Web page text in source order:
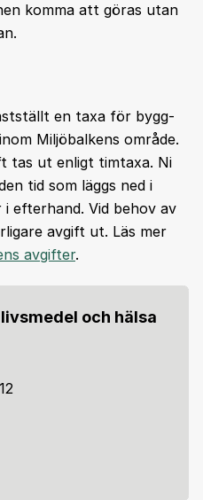
komma att göras utan
en taxa för bygg-
Miljöbalkens område.
tas ut enligt timtaxa. Ni
tid som läggs ned i
efterhand. Vid behov av
avgift ut. Läs mer
avgifter.
och hälsa